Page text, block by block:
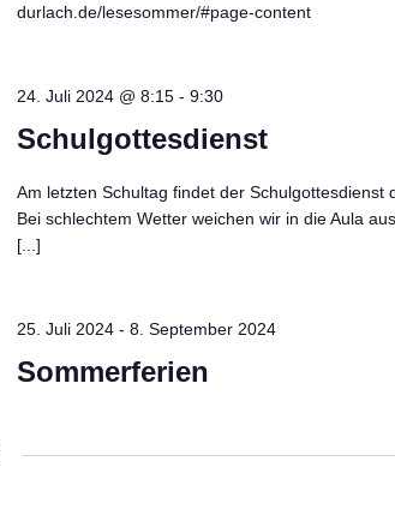
durlach.de/lesesommer/#page-content
Schulgottesdienst
24. Juli 2024 @ 8:15 -9:30
Am letzten Schultag findet der Schulgottesdienst
Bei schlechtem Wetter weichen wir in die Aula
[...]
Sommerferien
25. Juli 2024 -8. September 2024